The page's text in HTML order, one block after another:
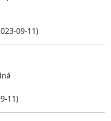
09-11)
11)